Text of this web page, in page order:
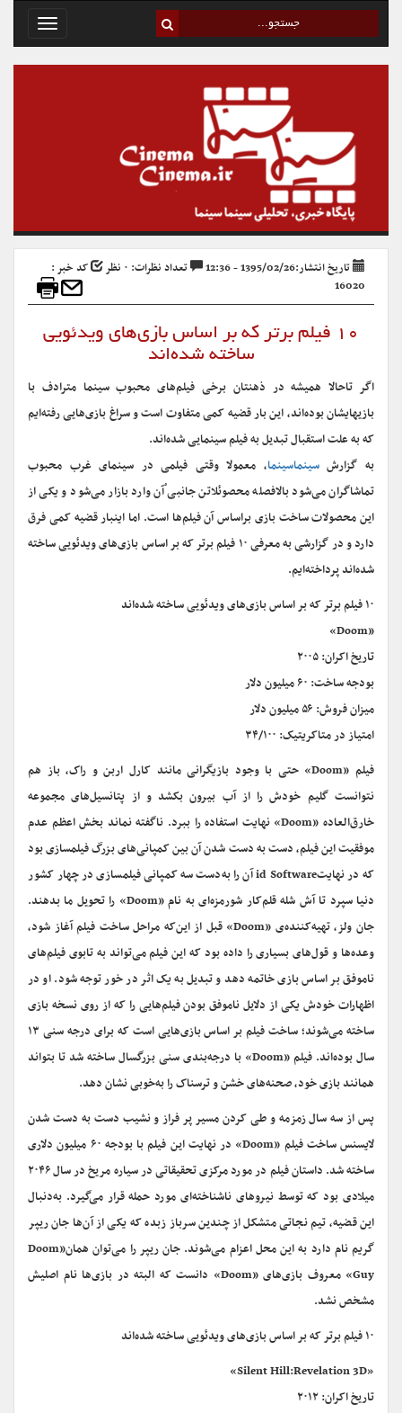
Toggle
تاریخ انتشار:1395/02/26 - 12:36 تعداد نظرات: ۰ نظر
کد خبر :
16020
۱۰ فیلم برتر که بر اساس بازی‌های ویدئویی
ساخته شده‌اند
اگر تاحالا همیشه در ذهنتان برخی فیلم‌های محبوب سینما مترادف با
بازیهایشان بوده‌اند، این بار قضیه کمی متفاوت است و سراغ بازی‌هایی رفته‌ایم
که به علت استقبال تبدیل به فیلم سینمایی شده‌اند.
به گزارشسینماسینما، معمولا وقتی فیلمی در سینمای غرب محبوب
تماشاگران می‌شود بالافصله محصوئلاتن جانبی ْآن وارد بازار می‌شود و یکی از
این محصولات ساخت بازی براساس آن فیلم‌ها است. اما اینبار قضیه کمی فرق
دارد و در گزارشی به معرفی ۱۰ فیلم برتر که بر اساس بازی‌های ویدئویی ساخته
شده‌اند پرداخته‌ایم.
۱۰ فیلم برتر که بر اساس بازی‌های ویدئویی ساخته شده‌اند
«Doom»
تاریخ اکران: ۲۰۰۵
بودجه ساخت: ۶۰ میلیون دلار
میزان فروش: ۵۶ میلیون دلار
امتیاز در متاکریتیک: ۳۴/۱۰۰
فیلم «Doom» حتی با وجود بازیگرانی مانند کارل اربن و راک، باز هم
نتوانست گلیم خودش را از آب بیرون بکشد و از پتانسیل‌های مجموعه
خارق‌العاده «Doom» نهایت استفاده را ببرد. ناگفته نماند بخش اعظم عدم
موفقیت این فیلم، دست به دست شدن آن بین کمپانی‌های بزرگ فیلمسازی بود
که در نهایتid Software آن را به‌دست سه کمپانی فیلمسازی در چهار کشور
دنیا سپرد تا آش شله قلم‌کار شورمزه‌ای به نام «Doom» را تحویل ما بدهند.
جان ولز، تهیه‌کننده‌ی «Doom» قبل از این‌که مراحل ساخت فیلم آغاز شود،
وعده‌ها و قول‌های بسیاری را داده بود که این فیلم می‌تواند به تابوی فیلم‌های
ناموفق بر اساس بازی خاتمه دهد و تبدیل به یک اثر در خور توجه شود. او در
اظهارات خودش یکی از دلایل ناموفق بودن فیلم‌هایی را که از روی نسخه بازی
ساخته می‌شوند؛ ساخت فیلم بر اساس بازی‌هایی است که برای درجه سنی ۱۳
سال بوده‌اند. فیلم «Doom» با درجه‌بندی سنی بزرگسال ساخته شد تا بتواند
همانند بازی خود، صحنه‌های خشن و ترسناک را به‌خوبی نشان دهد.
پس از سه سال زمزمه و طی کردن مسیر پر فراز و نشیب دست به دست شدن
لایسنس ساخت فیلم «Doom» در نهایت این فیلم با بودجه‌ ۶۰ میلیون دلاری
ساخته شد. داستان فیلم در مورد مرکزی تحقیقاتی در سیاره‌ مریخ در سال ۲۰۴۶
میلادی بود که توسط نیروهای ناشناخته‌ای مورد حمله قرار می‌گیرد. به‌دنبال
این قضیه، تیم نجاتی متشکل از چندین سرباز زبده که یکی از آن‌ها جان ریپر
گریم نام دارد به این محل اعزام می‌شوند. جان ریپر را می‌توان همان«Doom
Guy» معروف بازی‌های «Doom» دانست که البته در بازی‌ها نام اصلیش
مشخص نشد.
۱۰ فیلم برتر که بر اساس بازی‌های ویدئویی ساخته شده‌اند
«Silent Hill:Revelation 3D»
تاریخ اکران: ۲۰۱۲